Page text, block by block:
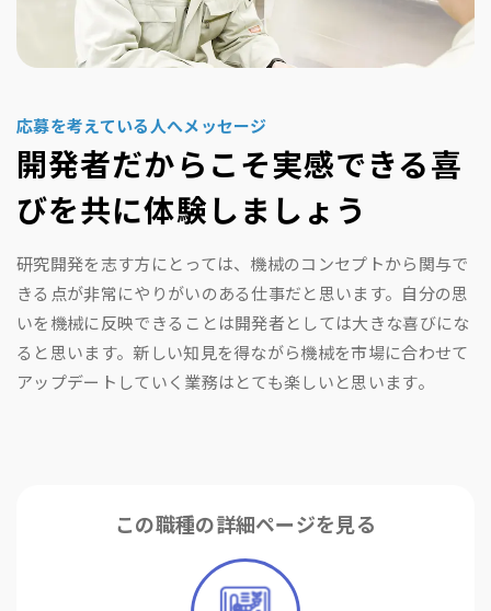
応募を考えている人へメッセージ
開発者だからこそ実感できる喜
びを共に体験しましょう
研究開発を志す方にとっては、機械のコンセプトから関与で
きる点が非常にやりがいのある仕事だと思います。自分の思
いを機械に反映できることは開発者としては大きな喜びにな
ると思います。新しい知見を得ながら機械を市場に合わせて
アップデートしていく業務はとても楽しいと思います。
この職種の詳細ページを見る